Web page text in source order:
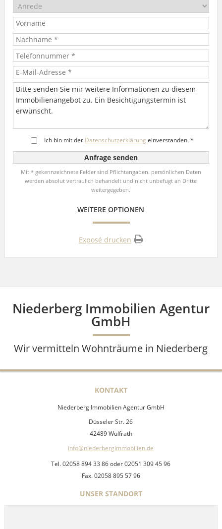
Ich bin mit der Datenschutzerklärungeinverstanden. *
Mit * gekennzeichnete Felder sind Pflichtangaben. persönlichen Daten
werden absolut vertraulich behandelt und nicht unbefugt an Dritte
weitergegeben.
WEITERE OPTIONEN
Exposé drucken
Niederberg Immobilien Agentur
GmbH
Wir vermitteln Wohnträume in Niederberg
KONTAKT
Niederberg Immobilien Agentur GmbH
Düsseler Str. 26
42489 Wülfrath
info@niederbergimmobilien.de
Tel. 02058 894 33 86 oder 02051 309 45 96
Fax. 02058 895 57 96
UNSER STANDORT